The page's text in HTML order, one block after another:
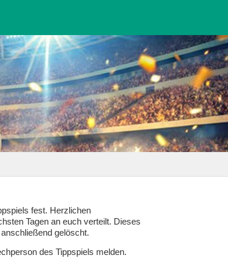
fest. Herzlichen
Tagen an euch verteilt. Dieses
gelöscht.
des Tippspiels melden.